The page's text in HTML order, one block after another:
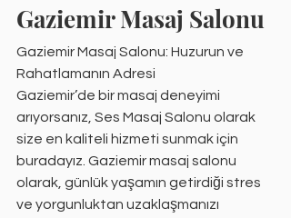
Gaziemir Masaj Salonu
Gaziemir Masaj Salonu: Huzurun ve
Rahatlamanın Adresi
Gaziemir’de bir masaj deneyimi
arıyorsanız, Ses Masaj Salonu olarak
size en kaliteli hizmeti sunmak için
buradayız. Gaziemir masaj salonu
olarak, günlük yaşamın getirdiği stres
ve yorgunluktan uzaklaşmanızı